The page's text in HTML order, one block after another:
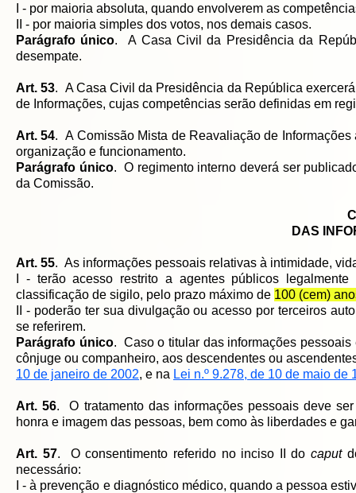
I - por maioria absoluta, quando envolverem as
II - por maioria simples dos votos, nos demais casos.
Parágrafo único. A Casa Civil da Presidência da
desempate.
Art. 53. A Casa Civil da Presidência da República
de Informações, cujas competências serão definidas em
Art. 54. A Comissão Mista de Reavaliação de
organização e funcionamento.
Parágrafo único. O regimento interno deverá ser
da Comissão.
DAS
Art. 55. As informações pessoais relativas à intimidade,
I - terão acesso restrito a agentes públicos
classificação de sigilo, pelo prazo máximo de 100 (cem)
II - poderão ter sua divulgação ou acesso por terceiros
se referirem.
Parágrafo único. Caso o titular das informações pessoais
cônjuge ou companheiro, aos descendentes ou
10 de janeiro de 2002, e na Lei n.º 9.278, de 10 de maio de
Art. 56. O tratamento das informações pessoais deve
honra e imagem das pessoas, bem como às liberdades e
Art. 57. O consentimento referido no inciso II docaput
necessário:
I - à prevenção e diagnóstico médico, quando a pessoa